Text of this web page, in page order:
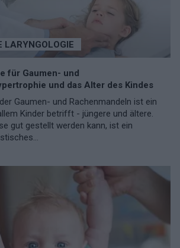
LARYNGOLOGIE
für Gaumen- und
und das Alter des Kindes
Gaumen- und Rachenmandeln ist ein
Kinder betrifft - jüngere und ältere.
gut gestellt werden kann, ist ein